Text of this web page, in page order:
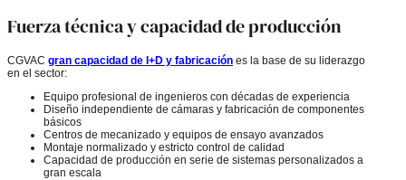
Fuerza técnica y capacidad de producción
CGVAC gran capacidad de I+D y fabricación es la base de su liderazgo
en el sector:
Equipo profesional de ingenieros con décadas de experiencia
Diseño independiente de cámaras y fabricación de componentes
básicos
Centros de mecanizado y equipos de ensayo avanzados
Montaje normalizado y estricto control de calidad
Capacidad de producción en serie de sistemas personalizados a
gran escala